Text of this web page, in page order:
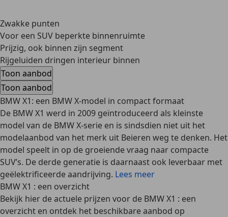
Zwakke punten
Voor een SUV beperkte binnenruimte
Prijzig, ook binnen zijn segment
Rijgeluiden dringen interieur binnen
Toon aanbod
Toon aanbod
BMW X1: een BMW X-model in compact formaat
De BMW X1 werd in 2009 geïntroduceerd als kleinste
model van de BMW X-serie en is sindsdien niet uit het
modelaanbod van het merk uit Beieren weg te denken. Het
model speelt in op de groeiende vraag naar compacte
SUV’s. De derde generatie is daarnaast ook leverbaar met
geëlektrificeerde aandrijving. Lees meer
BMW X1 : een overzicht
Bekijk hier de actuele prijzen voor de BMW X1 : een
overzicht en ontdek het beschikbare aanbod op